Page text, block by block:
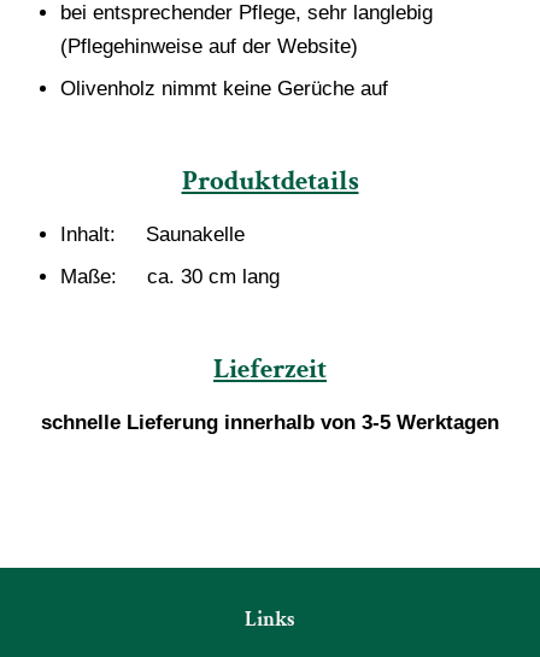
bei entsprechender Pflege, sehr langlebig
(Pflegehinweise auf der Website)
Olivenholz nimmt keine Gerüche auf
Produktdetails
Inhalt: Saunakelle
Maße: ca. 30 cm lang
Lieferzeit
schnelle Lieferung innerhalb von 3-5 Werktagen
Links